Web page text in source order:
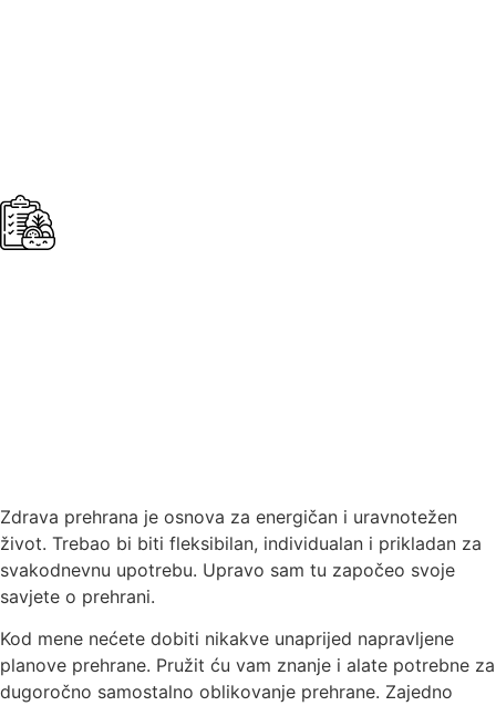
Zdrava prehrana je osnova za energičan i uravnotežen
život. Trebao bi biti fleksibilan, individualan i prikladan za
svakodnevnu upotrebu. Upravo sam tu započeo svoje
savjete o prehrani.
Kod mene nećete dobiti nikakve unaprijed napravljene
planove prehrane. Pružit ću vam znanje i alate potrebne za
dugoročno samostalno oblikovanje prehrane. Zajedno